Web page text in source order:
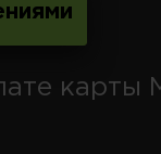
карты